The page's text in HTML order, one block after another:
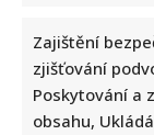
Zajištění
zjišťování
Poskytování a
obsahu,